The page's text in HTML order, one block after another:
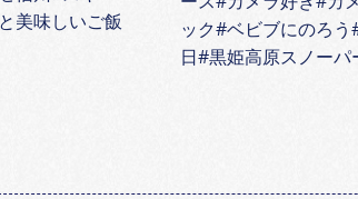
美味しいご飯
ック#ベビブにのろ
日#黒姫高原スノーパ